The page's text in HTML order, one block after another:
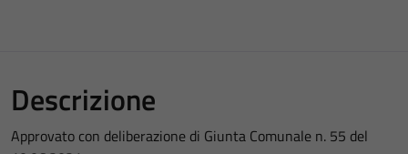
Descrizione
Approvato con deliberazione di Giunta Comunale n. 55 del